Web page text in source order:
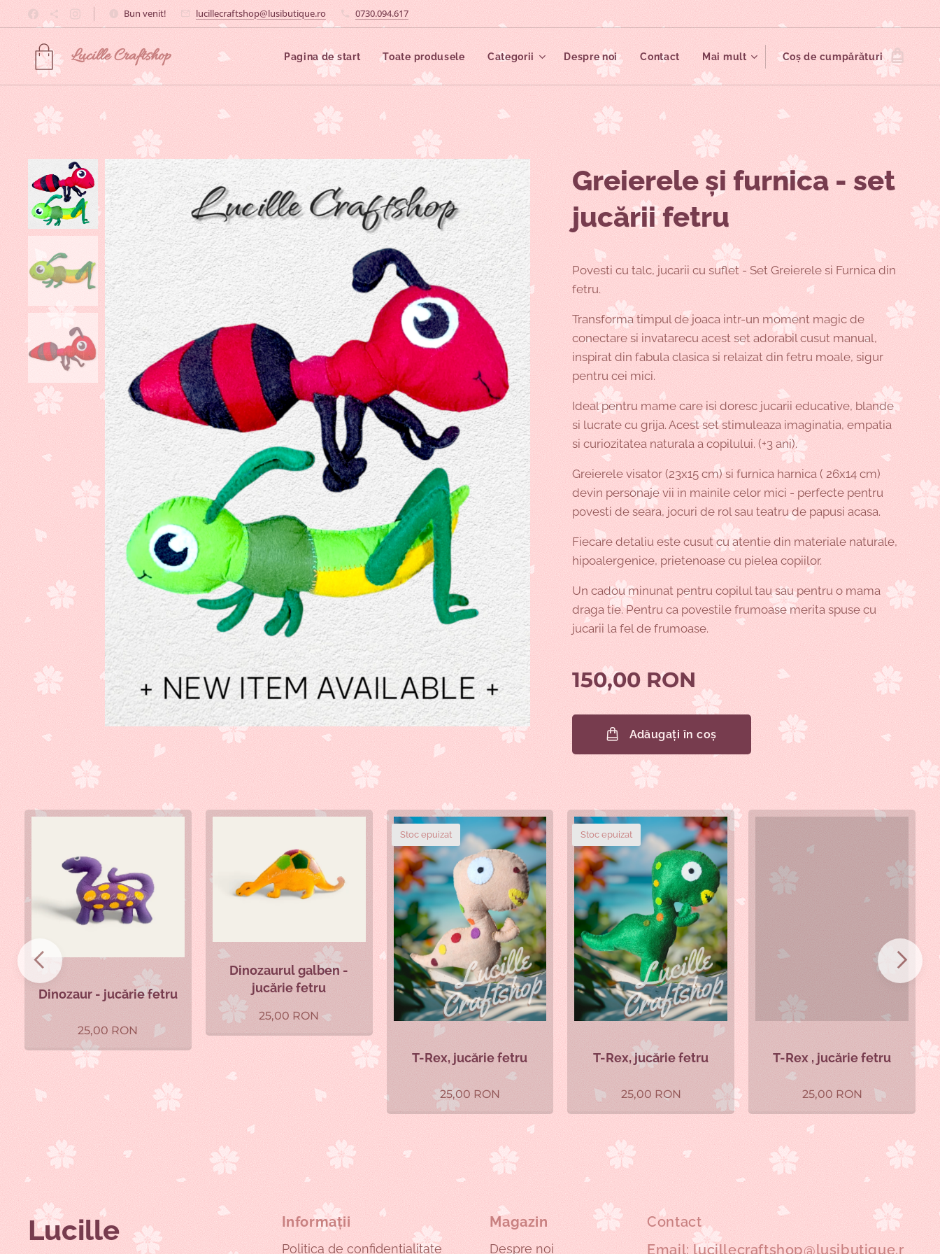
Bun venit! lucillecraftshop@lusibutique.ro 0730.094.617
LucilleCraftshop Pagina de start Toate produsele Categorii Despre noi Contact Mai mult Coș de cumpărături
Greierele și furnica - set
jucării fetru
Povesti cu talc, jucarii cu suflet - Set Greierele si Furnica din
fetru.
Transforma timpul de joaca intr-un moment magic de
conectare si invatarecu acest set adorabil cusut manual,
inspirat din fabula clasica si relaizat din fetru moale, sigur
pentru cei mici.
Ideal pentru mame care isi doresc jucarii educative, blande
si lucrate cu grija. Acest set stimuleaza imaginatia, empatia
si curiozitatea naturala a copilului. (+3 ani).
Greierele visator (23x15 cm) si furnica harnica ( 26x14 cm)
devin personaje vii in mainile celor mici - perfecte pentru
povesti de seara, jocuri de rol sau teatru de papusi acasa.
Fiecare detaliu este cusut cu atentie din materiale naturale,
hipoalergenice, prietenoase cu pielea copiilor.
Un cadou minunat pentru copilul tau sau pentru o mama
draga tie. Pentru ca povestile frumoase merita spuse cu
jucarii la fel de frumoase.
150,00 RON
Adăugați în coș
Dinozaur - jucărie fetru
25,00 RON
Dinozaurul galben -
jucărie fetru
25,00 RON
T-Rex, jucărie fetru
Stoc epuizat
25,00 RON
T-Rex, jucărie fetru
Stoc epuizat
25,00 RON
T-Rex , jucărie fetru
25,00 RON
Lucille
Informații
Politica de confidențialitate
Magazin
Despre noi
Contact
Email: lucillecraftshop@lusibutique.r